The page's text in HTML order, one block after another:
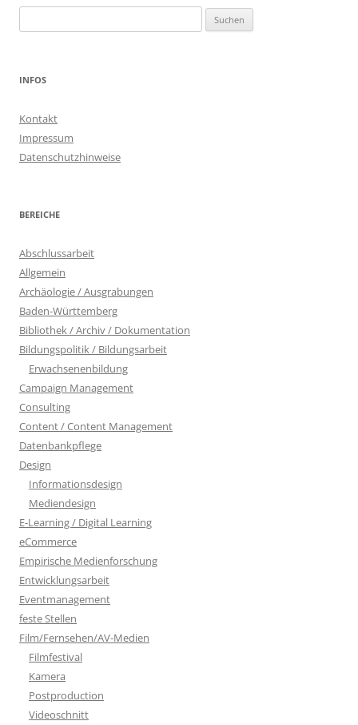
nach:
INFOS
Kontakt
Impressum
Datenschutzhinweise
BEREICHE
Abschlussarbeit
Allgemein
Archäologie / Ausgrabungen
Baden-Württemberg
Bibliothek / Archiv / Dokumentation
Bildungspolitik / Bildungsarbeit
Erwachsenenbildung
Campaign Management
Consulting
Content / Content Management
Datenbankpflege
Design
Informationsdesign
Mediendesign
E-Learning / Digital Learning
eCommerce
Empirische Medienforschung
Entwicklungsarbeit
Eventmanagement
feste Stellen
Film/Fernsehen/AV-Medien
Filmfestival
Kamera
Postproduction
Videoschnitt